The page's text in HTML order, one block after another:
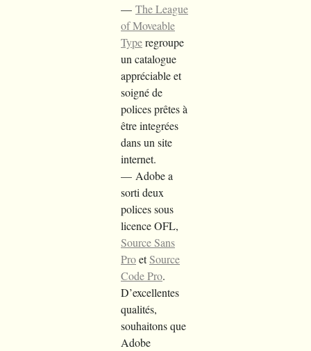
The League
of Moveable
Typeregroupe
un catalogue
appréciable et
soigné de
polices prêtes à
être integrées
dans un site
internet.
Adobe a
sorti deux
polices sous
licence OFL,
Source Sans
ProetSource
Code Pro.
D’excellentes
qualités,
souhaitons que
Adobe